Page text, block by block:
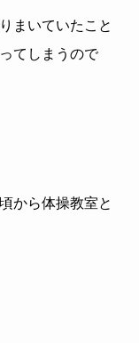
まいていたこと
てしまうので
から体操教室と